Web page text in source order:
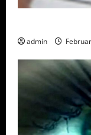
admin